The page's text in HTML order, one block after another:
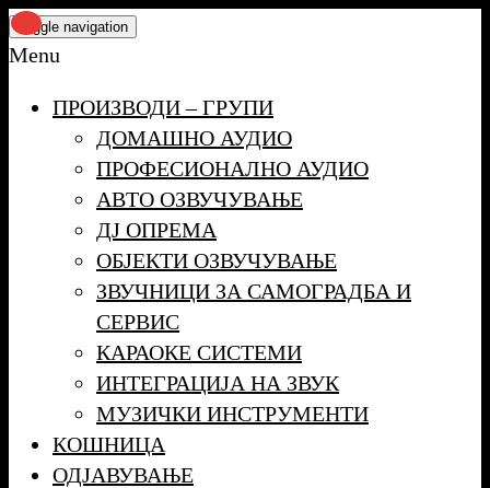
Skip
to
content
Toggle navigation
Menu
ПРОИЗВОДИ – ГРУПИ
ДОМАШНО АУДИО
ПРОФЕСИОНАЛНО АУДИО
АВТО ОЗВУЧУВАЊЕ
ДЈ ОПРЕМА
ОБЈЕКТИ ОЗВУЧУВАЊЕ
ЗВУЧНИЦИ ЗА САМОГРАДБА И
СЕРВИС
КАРАОКЕ СИСТЕМИ
ИНТЕГРАЦИЈА НА ЗВУК
МУЗИЧКИ ИНСТРУМЕНТИ
КОШНИЦА
ОДЈАВУВАЊЕ